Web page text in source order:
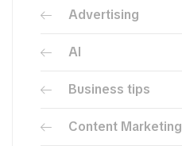
Advertising
AI
Business tips
Content Marketing